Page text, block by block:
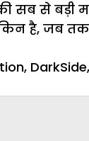
सब से बड़ी
है, जब
, DarkSide,